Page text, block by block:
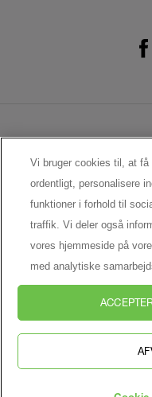
14 rue
©
Vi bruger cookies til, at
ordentligt, personalisere
funktioner i forhold til
traffik. Vi deler også
vores hjemmeside på
med analytiske